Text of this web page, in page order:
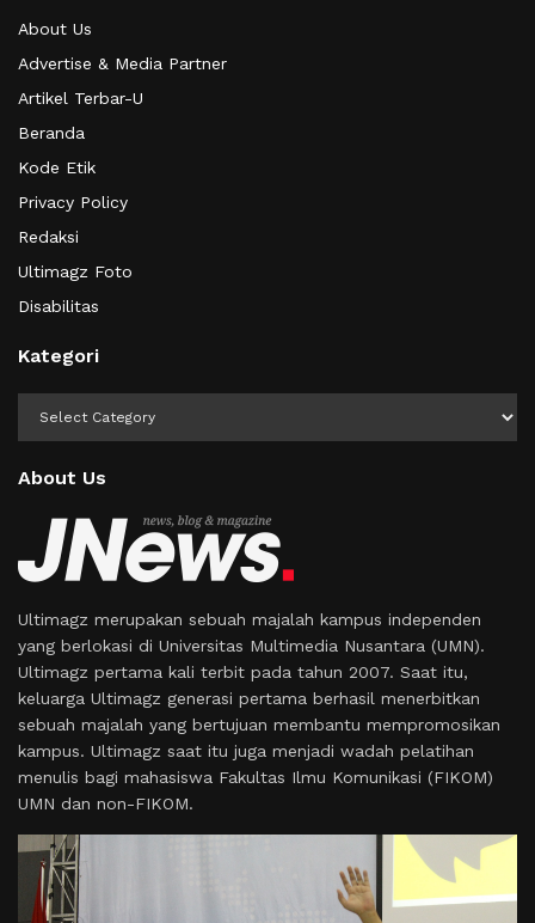
About Us
Advertise & Media Partner
Artikel Terbar-U
Beranda
Kode Etik
Privacy Policy
Redaksi
Ultimagz Foto
Disabilitas
Kategori
About Us
Ultimagz merupakan sebuah majalah kampus independen
yang berlokasi di Universitas Multimedia Nusantara (UMN).
Ultimagz pertama kali terbit pada tahun 2007. Saat itu,
keluarga Ultimagz generasi pertama berhasil menerbitkan
sebuah majalah yang bertujuan membantu mempromosikan
kampus. Ultimagz saat itu juga menjadi wadah pelatihan
menulis bagi mahasiswa Fakultas Ilmu Komunikasi (FIKOM)
UMN dan non-FIKOM.